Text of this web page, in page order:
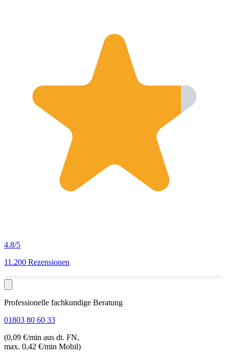
4.8/5
11.200 Rezensionen
Professionelle fachkundige Beratung
01803 80 60 33
(0,09 €/min aus dt. FN,
max. 0,42 €/min Mobil)